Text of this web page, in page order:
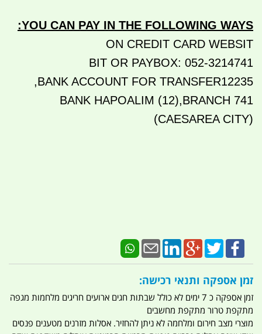
YOU CAN PAY IN THE FOLLOWING WAYS
:
ON CREDIT CARD WEBSIT
BIT OR PAYBOX: 052-3214741
BANK ACCOUNT FOR TRANSFER12235,
BANK HAPOALIM (12),BRANCH 741
(CAESAREA CITY)
זמן אספקה ותנאי רכישה:
זמן אספקה כ 7 ימים לא כולל שבתות חגים ארועים חריגים מלחמות מגפה
מתקפת טרור מתקפת מחשבים
מוצרי מצב חירום ומלחמה לא ניתן להחזיר. אסלות מזרנים מטענים פנסים